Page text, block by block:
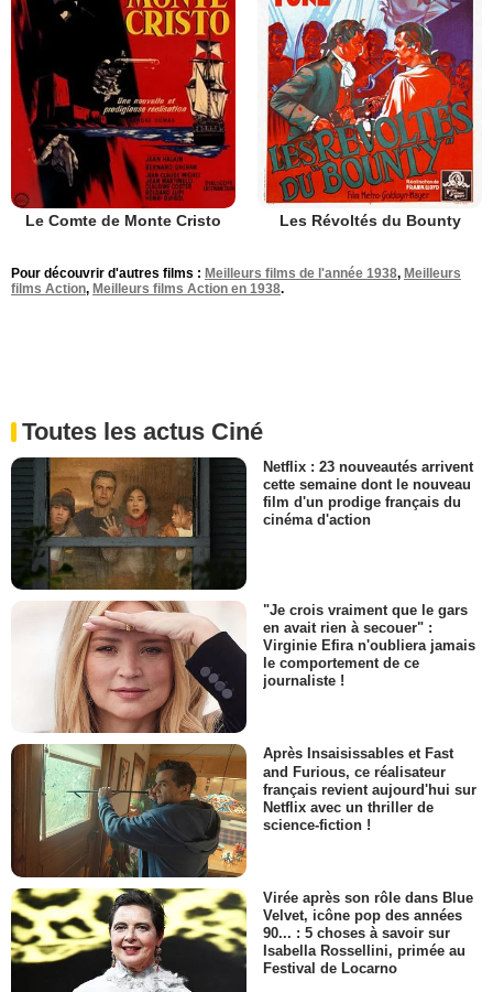
Le Comte de Monte Cristo Les Révoltés du Bounty
Pour découvrir d'autres films : Meilleurs films de l'année 1938, Meilleurs
films Action, Meilleurs films Action en 1938.
Toutes les actus Ciné
Netflix : 23 nouveautés arrivent
cette semaine dont le nouveau
film d'un prodige français du
cinéma d'action
"Je crois vraiment que le gars
en avait rien à secouer" :
Virginie Efira n'oubliera jamais
le comportement de ce
journaliste !
Après Insaisissables et Fast
and Furious, ce réalisateur
français revient aujourd'hui sur
Netflix avec un thriller de
science-fiction !
Virée après son rôle dans Blue
Velvet, icône pop des années
90... : 5 choses à savoir sur
Isabella Rossellini, primée au
Festival de Locarno